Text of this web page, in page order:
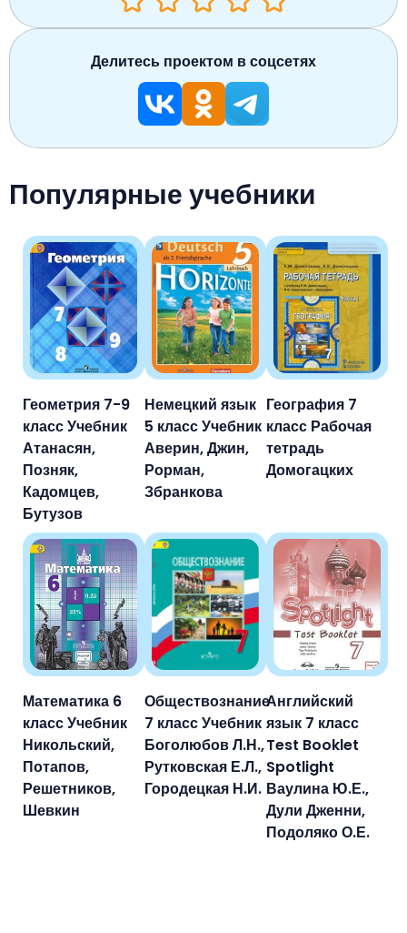
Популярные учебники
Геометрия 7-9
класс Учебник
Атанасян,
Позняк,
Кадомцев,
Бутузов
Немецкий язык
5 класс Учебник
Аверин, Джин,
Рорман,
Збранкова
География 7
класс Рабочая
тетрадь
Домогацких
Математика 6
класс Учебник
Никольский,
Потапов,
Решетников,
Шевкин
Обществознание
7 класс Учебник
Боголюбов Л.Н.,
Рутковская Е.Л.,
Городецкая Н.И.
Английский
язык 7 класс
Test Booklet
Spotlight
Ваулина Ю.Е.,
Дули Дженни,
Подоляко О.Е.
Делитесь проектом в соцсетях